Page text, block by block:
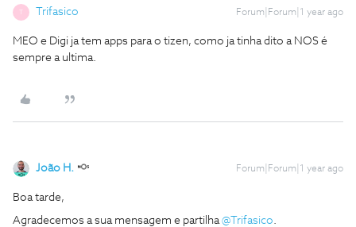
Trifasico Forum|Forum|1 year ago
MEO e Digi ja tem apps para o tizen, como ja tinha dito a NOS é
sempre a ultima.
João H. Forum|Forum|1 year ago
Boa tarde,
Agradecemos a sua mensagem e partilha ​@Trifasico.